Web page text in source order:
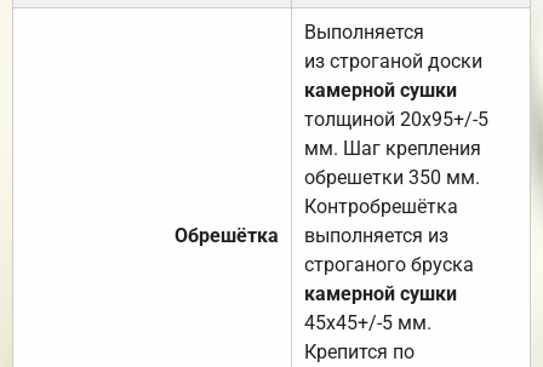
Обрешётка
Выполняется
из строганой доски
камерной сушки
толщиной 20х95+/-5
мм. Шаг крепления
обрешетки 350 мм.
Контробрешётка
выполняется из
строганого бруска
камерной сушки
45х45+/-5 мм.
Крепится по